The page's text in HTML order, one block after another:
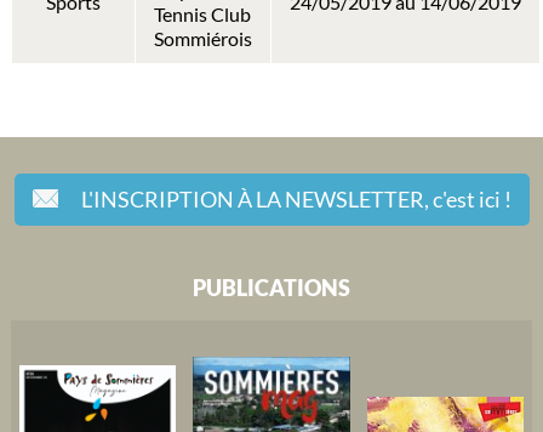
Tennis Club
Sommiérois
L'INSCRIPTION À LA NEWSLETTER,c'est ici !
PUBLICATIONS